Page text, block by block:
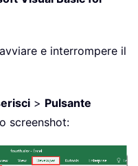
e interrompere il
> Pulsante
screenshot: